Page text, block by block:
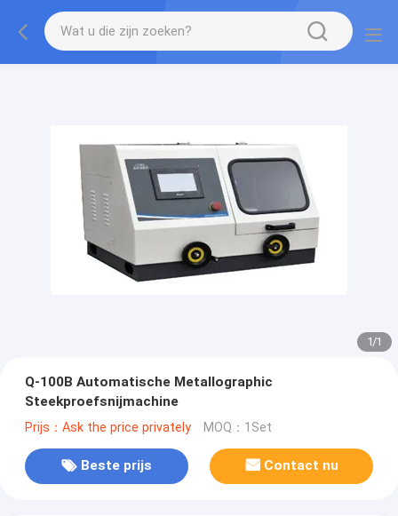
1/1
Q-100B Automatische Metallographic
Steekproefsnijmachine
Prijs：Ask the price privately MOQ：1Set
Beste prijs Contact nu